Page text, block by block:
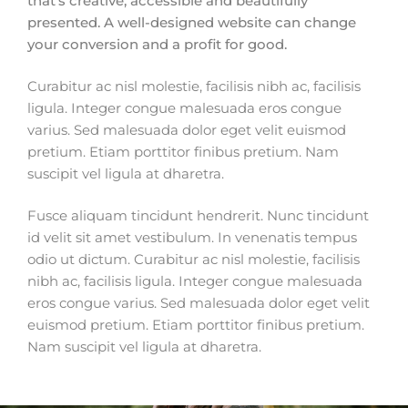
presented. A well-designed website can change
your conversion and a profit for good.
Curabitur ac nisl molestie, facilisis nibh ac, facilisis
ligula. Integer congue malesuada eros congue
varius. Sed malesuada dolor eget velit euismod
pretium. Etiam porttitor finibus pretium. Nam
suscipit vel ligula at dharetra.
Fusce aliquam tincidunt hendrerit. Nunc tincidunt
id velit sit amet vestibulum. In venenatis tempus
odio ut dictum. Curabitur ac nisl molestie, facilisis
nibh ac, facilisis ligula. Integer congue malesuada
eros congue varius. Sed malesuada dolor eget velit
euismod pretium. Etiam porttitor finibus pretium.
Nam suscipit vel ligula at dharetra.